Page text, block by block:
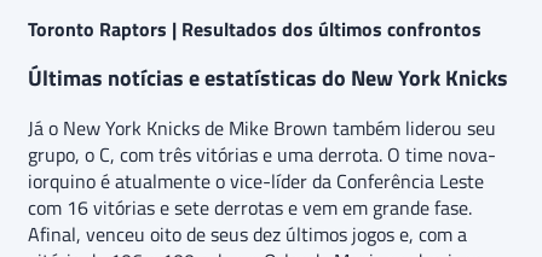
Toronto Raptors | Resultados dos últimos confrontos
Últimas notícias e estatísticas do New York Knicks
Já o New York Knicks de Mike Brown também liderou seu
grupo, o C, com três vitórias e uma derrota. O time nova-
iorquino é atualmente o vice-líder da Conferência Leste
com 16 vitórias e sete derrotas e vem em grande fase.
Afinal, venceu oito de seus dez últimos jogos e, com a